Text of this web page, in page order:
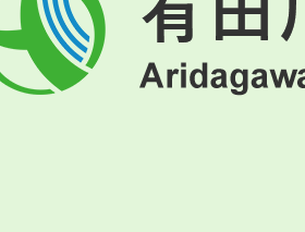
田
川
町